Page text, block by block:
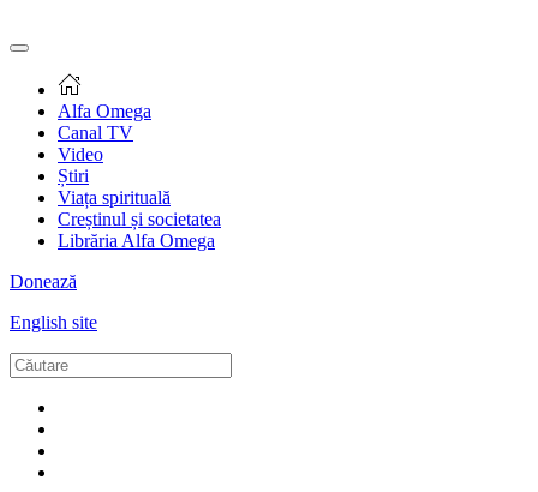
Alfa Omega
Canal TV
Video
Știri
Viața spirituală
Creștinul și societatea
Librăria Alfa Omega
Donează
English site